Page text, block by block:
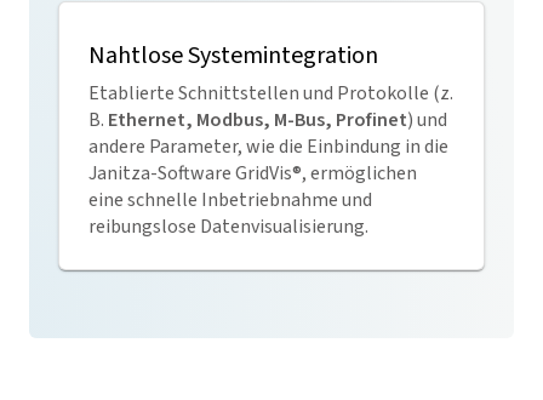
Nahtlose Systemintegration
Etablierte Schnittstellen und Protokolle (z.
B. Ethernet, Modbus, M-Bus, Profinet) und
andere Parameter, wie die Einbindung in die
Janitza-SoftwareGridVis®, ermöglichen
eine schnelle Inbetriebnahme und
reibungslose Datenvisualisierung.